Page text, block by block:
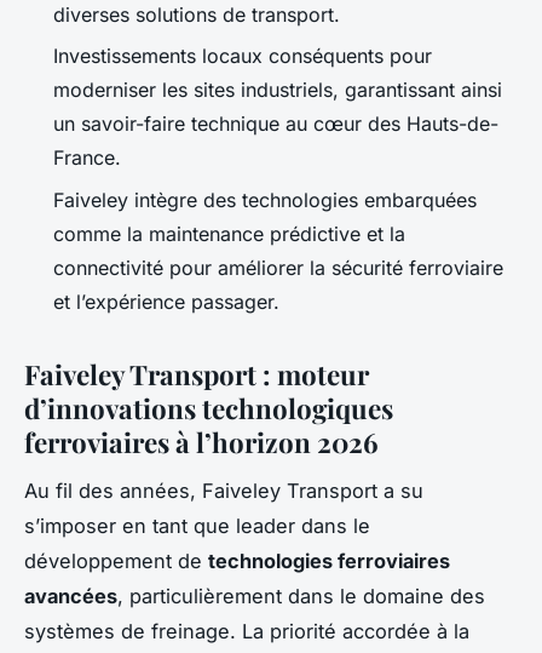
diverses solutions de transport.
Investissements locaux conséquents pour
moderniser les sites industriels, garantissant ainsi
un savoir-faire technique au cœur des Hauts-de-
France.
Faiveley intègre des technologies embarquées
comme la maintenance prédictive et la
connectivité pour améliorer la sécurité ferroviaire
et l’expérience passager.
Faiveley Transport : moteur
d’innovations technologiques
ferroviaires à l’horizon 2026
Au fil des années, Faiveley Transport a su
s’imposer en tant que leader dans le
développement de technologies ferroviaires
avancées, particulièrement dans le domaine des
systèmes de freinage. La priorité accordée à la